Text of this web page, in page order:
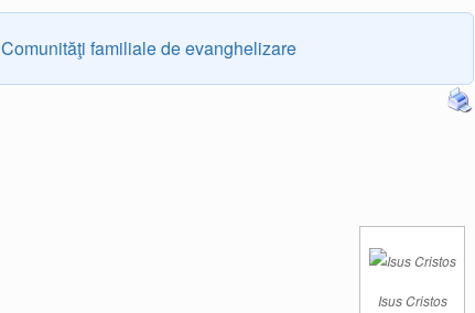
Comunităţi familiale de evanghelizare
Isus Cristos